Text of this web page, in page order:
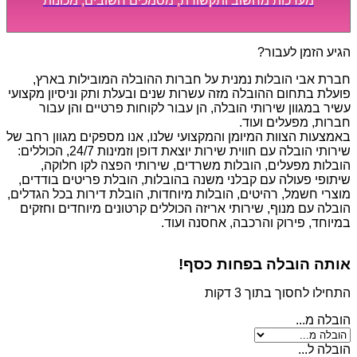
קפדנית ומסודרת אשר תבטיח תהליך מעבר יעיל ומהיר.
הגיע הזמן לעבור?
חברת אבי הובלות נמנית על חברות ההובלה המובילות בארץ,
פועלת בתחום ההובלה מזה עשרות שנים ובעלת ותק וניסיון מקצועי
עשיר במגוון שירותי הובלה, הן עבור לקוחות פרטיים והן עבור
חברות, מפעלים ועוד.
באמצעות הצוות המיומן והמקצועי שלנו, אנו מספקים מגוון רחב של
שירותי הובלה עם חווית שירות יוצאת דופן וזמינות 24/7, הכוללים:
הובלות מפעלים, הובלות משרדים, שירותי הפצה לקו חלוקה,
שיתופי פעולה עם קבלני משנה בהובלות, הובלת פריטים בודדים,
מוצרי חשמל, רהיטים, הובלות מיוחדות, הובלת דירות בכל הגדלים,
הובלה עם מנוף, שירותי אריזה הכוללים קרטונים מיוחדים וחזקים
במיוחד, פירוק והרכבה, אחסנה ועוד.
אותה הובלה בפחות כסף!
התחילו לחסוך בתוך 3 דקות
הובלה מ...
הובלה ל...